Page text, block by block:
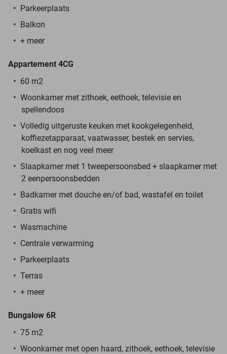
Parkeerplaats
Balkon
+ meer
Appartement 4CG
60 m2
Woonkamer met zithoek, eethoek, televisie en
spellendoos
Volledig uitgeruste keuken met kookgelegenheid,
koffiezetapparaat, vaatwasser, bestek en servies,
koelkast en nog veel meer
Slaapkamer met 1 tweepersoonsbed + slaapkamer met
2 eenpersoonsbedden
Badkamer met douche en/of bad, wastafel en toilet
Gratis wifi
Wasmachine
Centrale verwarming
Parkeerplaats
Terras
+ meer
Bungalow 6R
75 m2
Woonkamer met open haard, zithoek, eethoek, televisie